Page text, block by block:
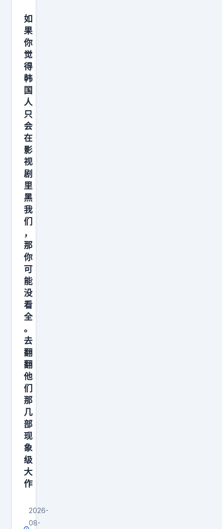
声
。
面
对
那
帮
天
天
拿
“
没
拿
到
5
个
球
奖
”
来
嘲
讽
职
业
生
涯
如
果
你
觉
得
韩
国
人
只
会
在
影
视
剧
里
黑
我
们
，
那
你
可
能
没
看
全
。
去
翻
翻
他
们
那
几
部
现
象
级
大
作
2026-
08-